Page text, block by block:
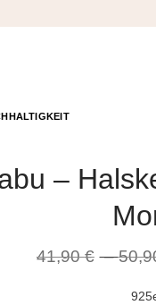
–
41,90€ –